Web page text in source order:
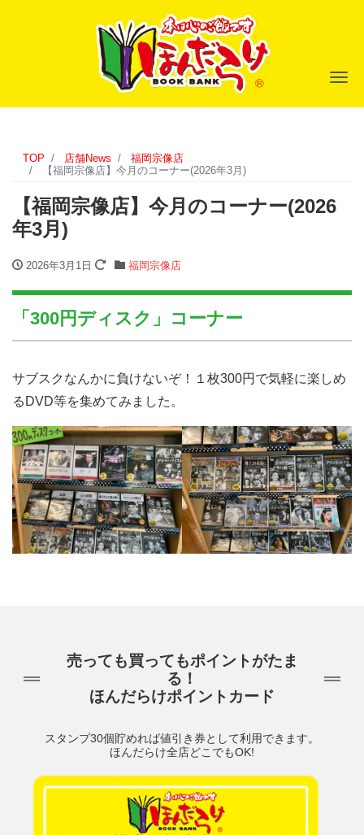
ナ
TOP 店舗News
福岡宗像店
【福岡宗像店】今月のコーナー(2026年3月)
【福岡宗像店】今月のコーナー(2026
年3月)
2026年3月1日 福岡宗像店
「300円ディスク」コーナー
サブスクなんかに負けないぞ！１枚300円で気軽に楽しめ
るDVD等を集めてみました。
売っても買ってもポイントがたま
る！
ほんだらけポイントカード
スタンプ30個貯めれば値引き券として利用できます。
ほんだらけ全店どこでもOK!